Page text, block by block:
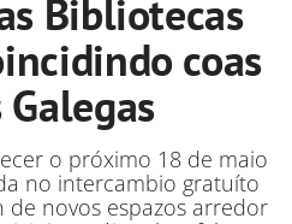
Bibliotecas
coas
o próximo 18 de maio
no intercambio gratuíto
novos espazos arredor